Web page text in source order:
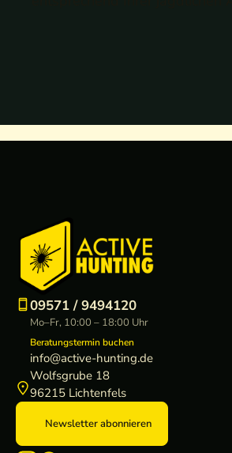
09571 / 9494120
Mo–Fr, 10:00 – 18:00 Uhr
Beratungstermin buchen
info@active-hunting.de
Wolfsgrube 18
96215 Lichtenfels
Newsletter abonnieren